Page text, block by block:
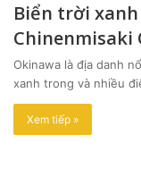
Biển trời
Chinenmisaki
Okinawa là địa danh
xanh trong và nhiều
Xem tiếp »